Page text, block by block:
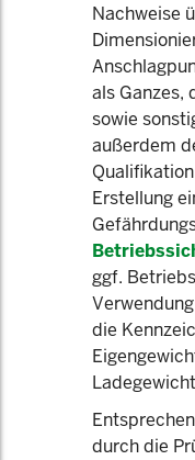
Nachweise
als Ganzes,
sowie
außerdem
Erstellung
ggf.
die
durch die